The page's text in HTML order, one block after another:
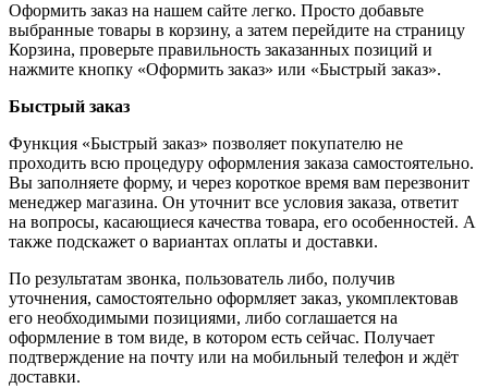
Оформить заказ на нашем сайте легко. Просто добавьте
выбранные товары в корзину, а затем перейдите на страницу
Корзина, проверьте правильность заказанных позиций и
нажмите кнопку «Оформить заказ» или «Быстрый заказ».
Быстрый заказ
Функция «Быстрый заказ» позволяет покупателю не
проходить всю процедуру оформления заказа самостоятельно.
Вы заполняете форму, и через короткое время вам перезвонит
менеджер магазина. Он уточнит все условия заказа, ответит
на вопросы, касающиеся качества товара, его особенностей. А
также подскажет о вариантах оплаты и доставки.
По результатам звонка, пользователь либо, получив
уточнения, самостоятельно оформляет заказ, укомплектовав
его необходимыми позициями, либо соглашается на
оформление в том виде, в котором есть сейчас. Получает
подтверждение на почту или на мобильный телефон и ждёт
доставки.